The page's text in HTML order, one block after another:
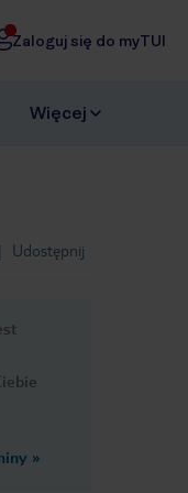
Zaloguj się do myTUI
Więcej
Udostępnij
»